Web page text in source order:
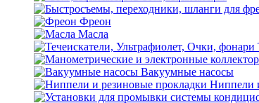
Фреон
Масла
Вакуумные насосы
Ниппели